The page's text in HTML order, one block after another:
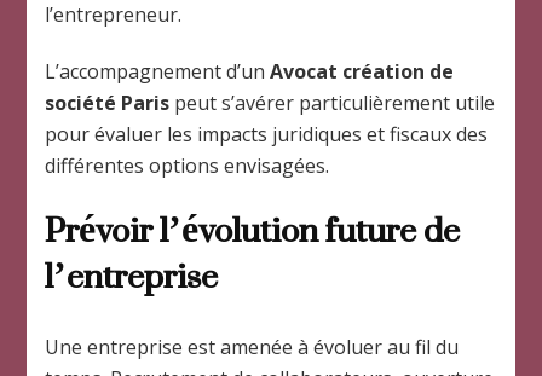
l’entrepreneur.
L’accompagnement d’unAvocat création de
société Paris peut s’avérer particulièrement utile
pour évaluer les impacts juridiques et fiscaux des
différentes options envisagées.
Prévoir l’évolution future de
l’entreprise
Une entreprise est amenée à évoluer au fil du